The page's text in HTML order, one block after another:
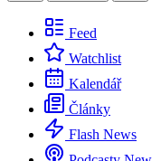
Feed
Watchlist
Kalendář
Články
Flash News